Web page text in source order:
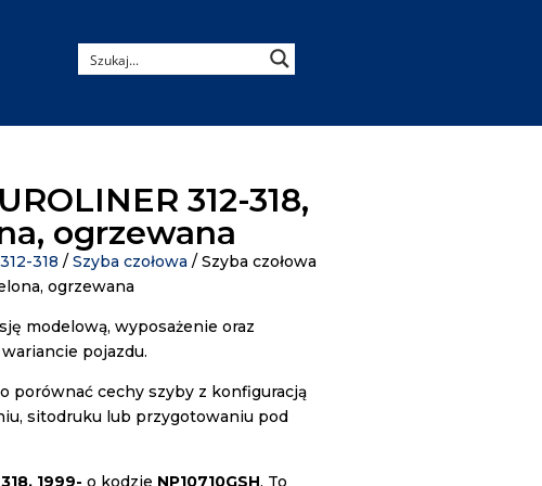
312-318,
ogrzewana
318 /Szyba czołowa / Szyba czołowa
ogrzewana
modelową, wyposażenie oraz
pojazdu.
porównać cechy szyby z konfiguracją
sitodruku lub przygotowaniu pod
1999- o kodzie NP10710GSH. To